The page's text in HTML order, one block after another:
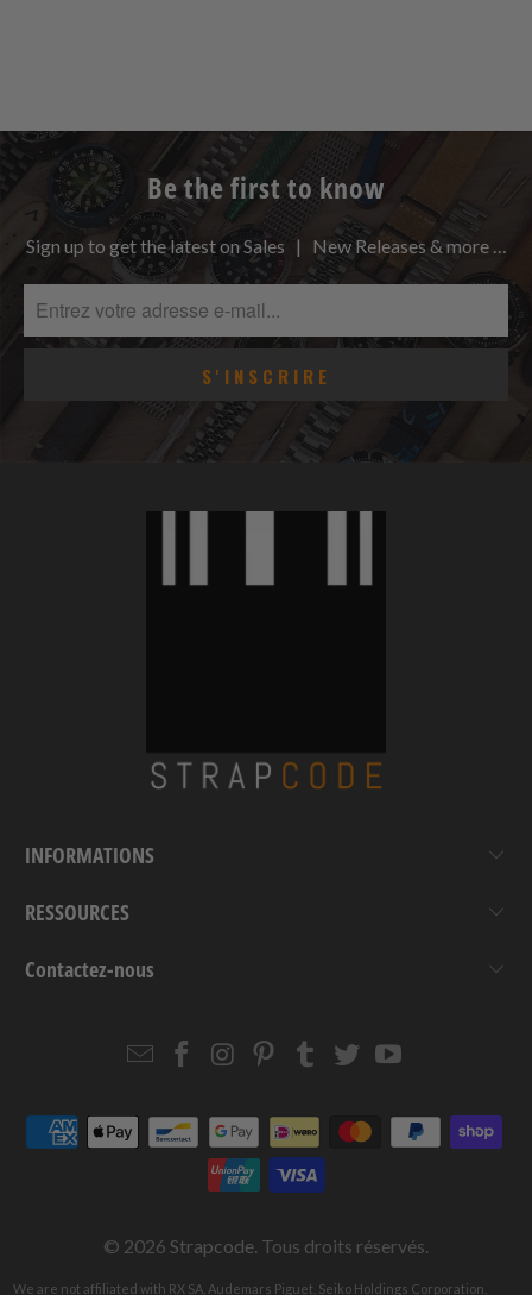
Be the first to know
Sign up to get the latest on Sales | New Releases & more …
INFORMATIONS
RESSOURCES
Contactez-nous
EmailStrapcode
Facebook
Strapcode
Instagram
Strapcode
Pinterest
Strapcode
Tumblr
Strapcode
TwitterYouTube
© 2026 Strapcode . Tous droits réservés.
We are not affiliated with RX SA, Audemars Piguet, Seiko Holdings Corporation,